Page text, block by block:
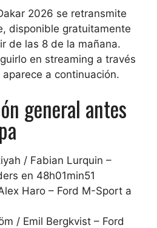
2026 se retransmite
disponible gratuitamente
de las 8 de la mañana.
en streaming a través
a continuación.
general antes
/ Fabian Lurquin –
en 48h01min51
Haro – Ford M-Sport a
/ Emil Bergkvist – Ford